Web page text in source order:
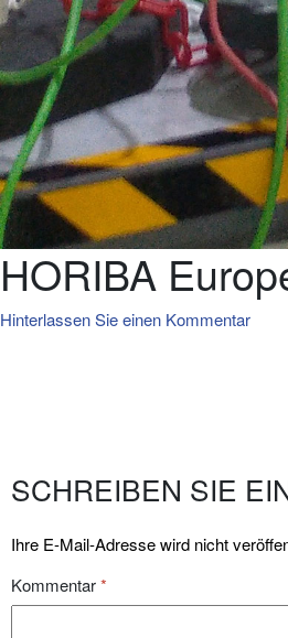
HORIBA
Hinterlassen Sie einen Kommentar
SCHREIBEN SIE
Ihre E-Mail-Adresse wird nicht
Kommentar*